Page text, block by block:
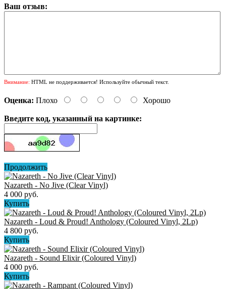
Ваш отзыв:
Внимание: HTML не поддерживается! Используйте обычный текст.
Оценка: Плохо Хорошо
Введите код, указанный на картинке:
Продолжить
Nazareth - No Jive (Clear Vinyl)
4 000 руб.
Купить
Nazareth - Loud & Proud! Anthology (Coloured Vinyl, 2Lp)
4 800 руб.
Купить
Nazareth - Sound Elixir (Coloured Vinyl)
4 000 руб.
Купить